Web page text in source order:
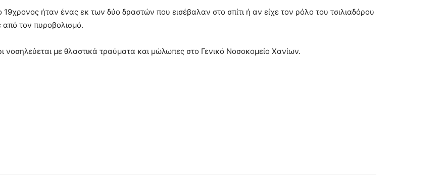
ήταν ένας εκ των δύο δραστών που εισέβαλαν στο σπίτι ή αν είχε τον ρόλο του τσιλιαδόρου
από τον πυροβολισμό.
νοσηλεύεται με θλαστικά τραύματα και μώλωπες στο Γενικό Νοσοκομείο Χανίων.